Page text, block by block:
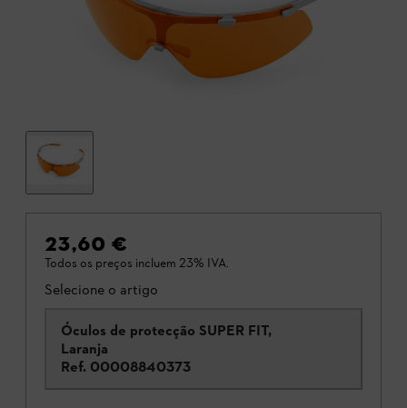
23,60 €
Todos os preços incluem 23% IVA.
Selecione o artigo
Óculos de protecção SUPER FIT,
Laranja
Ref. 00008840373